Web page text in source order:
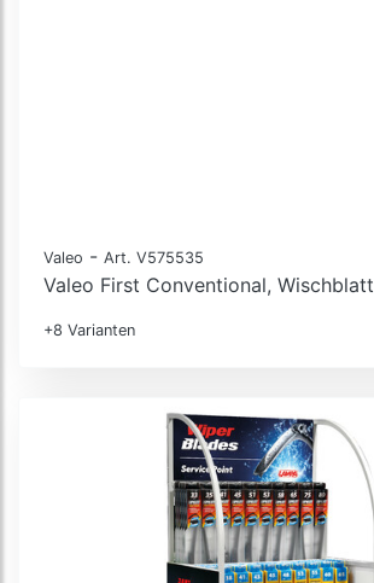
Valeo - Art. V575535
Valeo First Conventional, Wischblatt
+8 Varianten